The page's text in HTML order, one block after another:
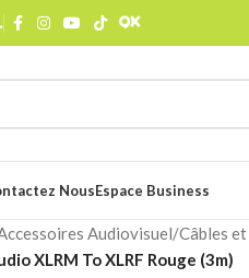
NousEspace Business
Audiovisuel/Câbles
XLRM To XLRF Rouge (3m)